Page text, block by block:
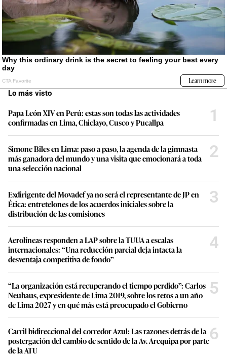
Lo más visto
Papa León XIV en Perú: estas son todas las actividades
confirmadas en Lima, Chiclayo, Cusco y Pucallpa
1
Simone Biles en Lima: paso a paso, la agenda de la gimnasta
más ganadora del mundo y una visita que emocionará a toda
una selección nacional
2
Exdirigente del Movadef ya no será el representante de JP en
Ética: entretelones de los acuerdos iniciales sobre la
distribución de las comisiones
3
Aerolíneas responden a LAP sobre la TUUA a escalas
internacionales: “Una reducción parcial deja intacta la
desventaja competitiva de fondo”
4
“La organización está recuperando el tiempo perdido”: Carlos
Neuhaus, expresidente de Lima 2019, sobre los retos a un año
de Lima 2027 y en qué más está preocupado el Gobierno
5
Carril bidireccional del corredor Azul: Las razones detrás de la
postergación del cambio de sentido de la Av. Arequipa por parte
de la ATU
6